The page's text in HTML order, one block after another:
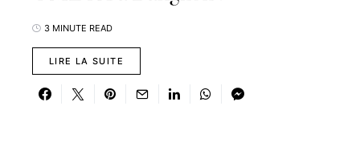
3 MINUTE READ
LIRE LA SUITE